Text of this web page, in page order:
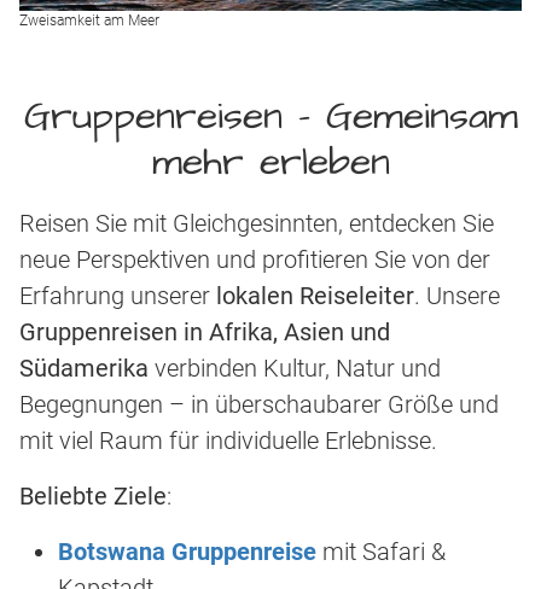
Zweisamkeit am Meer
Gruppenreisen - Gemeinsam
mehr erleben
Reisen Sie mit Gleichgesinnten, entdecken Sie
neue Perspektiven und profitieren Sie von der
Erfahrung unserer lokalen Reiseleiter. Unsere
Gruppenreisen in Afrika, Asien und
Südamerika verbinden Kultur, Natur und
Begegnungen – in überschaubarer Größe und
mit viel Raum für individuelle Erlebnisse.
Beliebte Ziele:
Botswana Gruppenreise mit Safari &